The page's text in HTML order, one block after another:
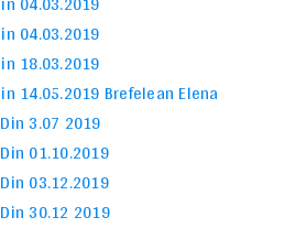
04.03.2019
18.03.2019
14.05.2019 Brefelean Elena
3.07 2019
01.10.2019
03.12.2019
30.12 2019